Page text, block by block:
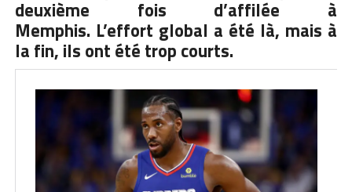
deuxième fois d’affilée à
Memphis. L’effort global a été là, mais à
la fin, ils ont été trop courts.